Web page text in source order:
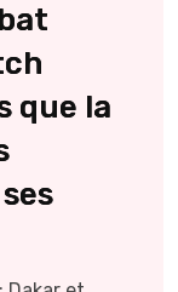
que la